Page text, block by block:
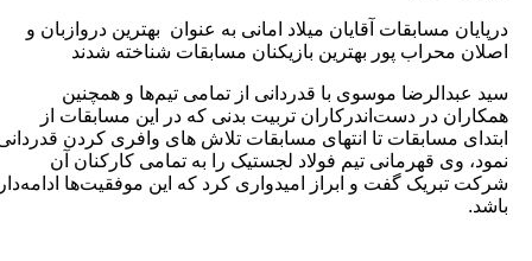
مسابقات آقایان میلاد امانی به عنوان بهترین دروازبان و
محراب پور بهترین بازیکنان مسابقات شناخته شدند
موسوی با قدردانی از تمامی تیم‌ها و همچنین
در دست‌اندرکاران تربیت بدنی که در این مسابقات از
مسابقات تا انتهای مسابقات تلاش های وافری کردن قدردانی
قهرمانی تیم فولاد لجستیک را به تمامی کارکنان آن
گفت و ابراز امیدواری کرد که این موفقیت‌ها ادامه‌دار